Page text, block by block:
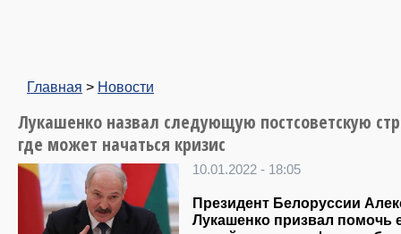
Главная > Новости
Лукашенко назвал следующую постсоветскую
где может начаться кризис
10.01.2022 - 18:05
Президент Белоруссии
Лукашенко призвал помочь